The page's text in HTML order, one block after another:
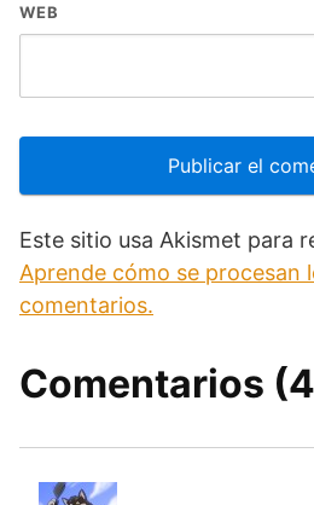
WEB
Este sitio usa Akismet para
Aprende cómo se procesan
comentarios.
Comentarios